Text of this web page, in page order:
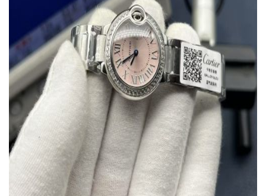
2026人気特集
バッグ
財布
時計
服
ズボン
衣装セット
靴
住まい用品
アクセサリー
ベルト
スカーフ
アイフォーンケ
ース
小物
最
新作入荷！ルイ・ヴィトンスーパーコピー バッグ最新モデルが登場。